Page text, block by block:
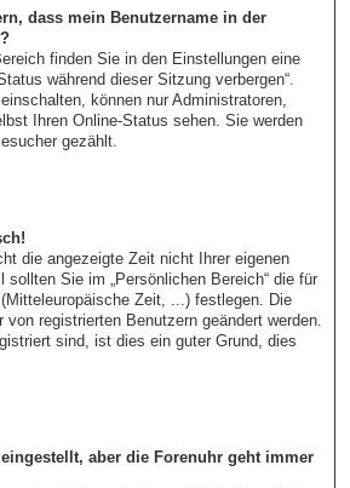
dass mein Benutzername in der
finden Sie in den Einstellungen eine
während dieser Sitzung verbergen“.
können nur Administratoren,
Ihren Online-Status sehen. Sie werden
gezählt.
die angezeigte Zeit nicht Ihrer eigenen
Sie im „Persönlichen Bereich“ die für
Zeit, ...) festlegen. Die
registrierten Benutzern geändert werden.
sind, ist dies ein guter Grund, dies
aber die Forenuhr geht immer